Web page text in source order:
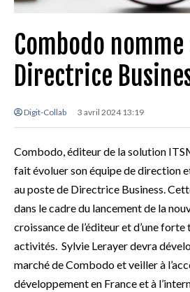
Combodo
Directrice
Digit-Collab 3 avril 2024 13:19
Combodo, éditeur de la solution
fait évoluer son équipe de direction
au poste de Directrice Business.
dans le cadre du lancement de la
croissance de l’éditeur et d’une
activités. Sylvie Lerayer devra
marché de Combodo et veiller à
développement en France et à